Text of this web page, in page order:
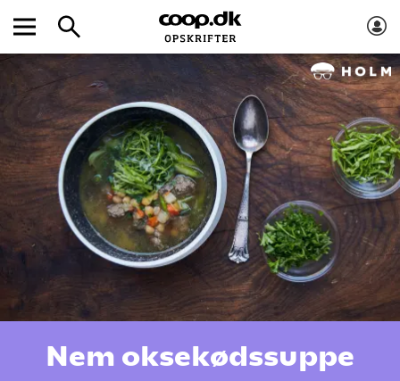
Nem oksekødssuppe